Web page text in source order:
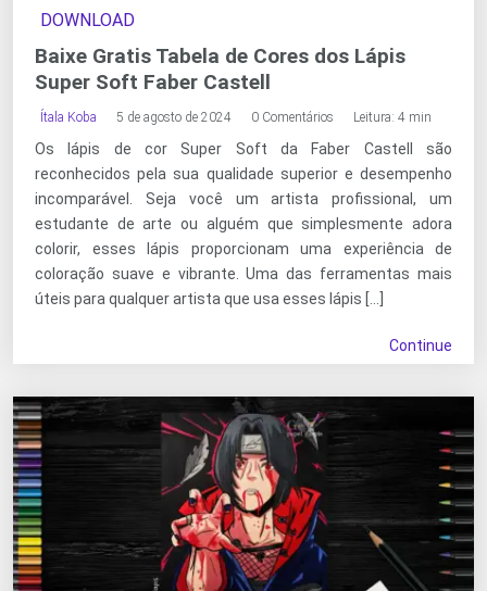
DOWNLOAD
Baixe Gratis Tabela de Cores dos Lápis
Super Soft Faber Castell
Ítala Koba 5 de agosto de 2024 0 Comentários Leitura: 4 min
Os lápis de cor Super Soft da Faber Castell são
reconhecidos pela sua qualidade superior e desempenho
incomparável. Seja você um artista profissional, um
estudante de arte ou alguém que simplesmente adora
colorir, esses lápis proporcionam uma experiência de
coloração suave e vibrante. Uma das ferramentas mais
úteis para qualquer artista que usa esses lápis […]
Continue